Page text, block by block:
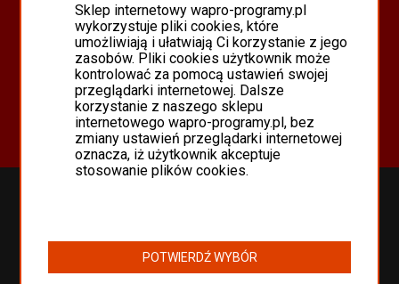
PROGRAMY MISTRAL
SYSTEM SCANMAG
Oferta
Programy Asseco WAPRO
Odnowienia 365 i aktualizacje
Programy WAPRO
Sklep internetowy wapro-programy.pl
wykorzystuje pliki cookies, które
umożliwiają i ułatwiają Ci korzystanie z jego
zasobów. Pliki cookies użytkownik może
kontrolować za pomocą ustawień swojej
przeglądarki internetowej. Dalsze
korzystanie z naszego sklepu
internetowego wapro-programy.pl, bez
zmiany ustawień przeglądarki internetowej
oznacza, iż użytkownik akceptuje
stosowanie plików cookies.
POTWIERDŹ WYBÓR